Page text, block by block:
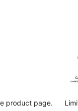
product page.